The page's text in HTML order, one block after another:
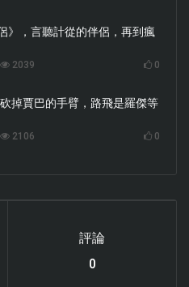
》，言聽計從的伴侶，再到瘋
2039 0
掉賈巴的手臂，路飛是羅傑等
2106 0
評論
0